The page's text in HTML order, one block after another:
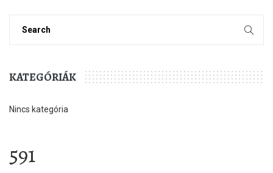
KATEGÓRIÁK
Nincs kategória
591